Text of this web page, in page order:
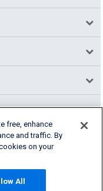
free, enhance
and traffic. By
on your
All